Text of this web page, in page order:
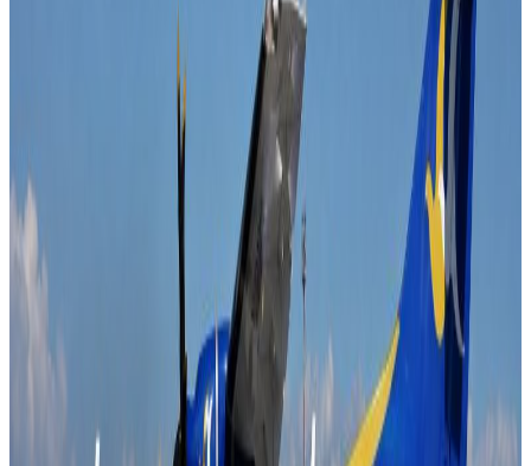
काठमाडौं । प्रधानमन्त्री सुशीला कार्कीले प्रमुख तीन दलका शीर्ष
नेताहरुको संयुक्त बैठक बोलाउनुभएको छ । प्रधानमन्त्री कार्कीले
शनिवारका लागि नेपाली कांग्रेस, नेकपा एमाले र नेपाली कम्युनिष्ट
पार्टीका शीर्ष नेताहरुको संयुक्त बैठक आह्वान गर्नुभएको हो ।
आगामी फागुन २१ गते तोकिएको प्रतिनिधिसभा निर्वाचन र यसको
तयारीका सम्बन्धमा छलफल हुने बताइएको छ । सरकारका प्रवक्ता
एवम् सञ्चार तथा सूचनाप्रविधि मन्त्री जगदीश खरेलले आज कांग्रेस
सभापति शेरबहादुर देउवा, एमाले अध्यक्ष केपी शर्मा ओली र नेकपा
संयोजक पुष्पकमल दाहाल प्रचण्डलाई भेटेर संयुक्त बैठकको निम्तो